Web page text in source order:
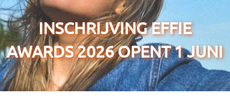
INSCHRIJVING EFFIE
AWARDS 2026 OPENT 1 JUNI